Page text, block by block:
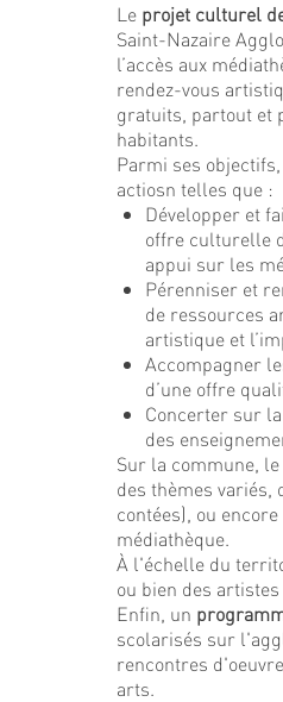
Le projet culturel
Saint-Nazaire
l’accès aux
rendez-vous
gratuits, partout et
habitants.
Parmi ses
actiosn telles que :
Développer et
offre culturelle
appui sur les
Pérenniser et
de ressources
artistique et
Accompagner
d’une offre
Concerter sur
des
Sur la commune,
des thèmes
contées), ou
médiathèque.
À l'échelle du
ou bien des
Enfin, un
scolarisés sur
rencontres
arts.